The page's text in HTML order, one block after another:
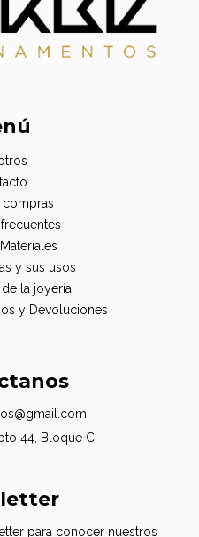
compras
y sus usos
la joyería
y Devoluciones
44, Bloque C
para conocer nuestros